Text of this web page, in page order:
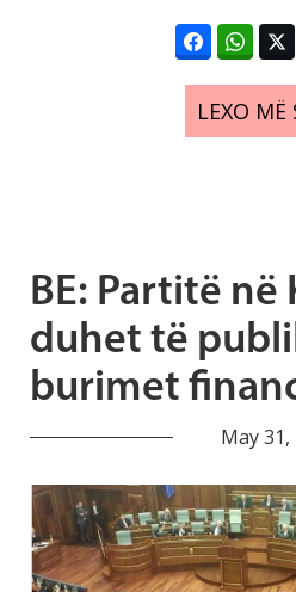
LEXO MË
BE: Partitë në
duhet të
burimet
May 31,